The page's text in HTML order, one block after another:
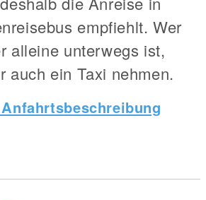
empfiehlt. Wer
alleine unterwegs ist,
auch ein Taxi nehmen.